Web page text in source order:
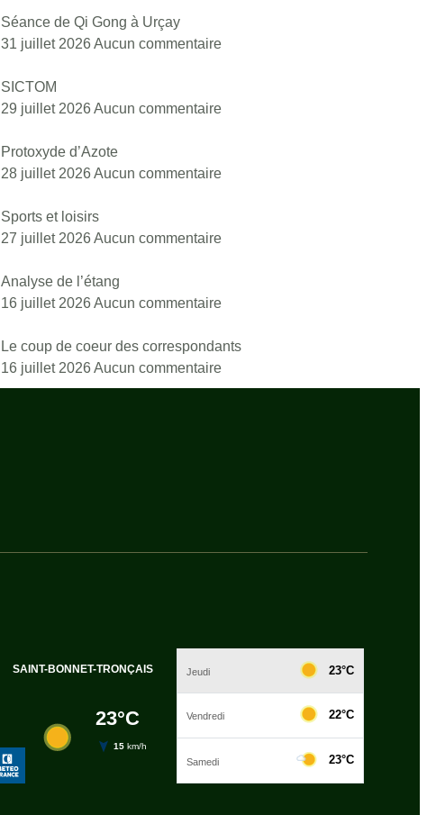
Séance de Qi Gong à Urçay
31 juillet 2026Aucun commentaire
SICTOM
29 juillet 2026Aucun commentaire
Protoxyde d’Azote
28 juillet 2026Aucun commentaire
Sports et loisirs
27 juillet 2026Aucun commentaire
Analyse de l’étang
16 juillet 2026Aucun commentaire
Le coup de coeur des correspondants
16 juillet 2026Aucun commentaire